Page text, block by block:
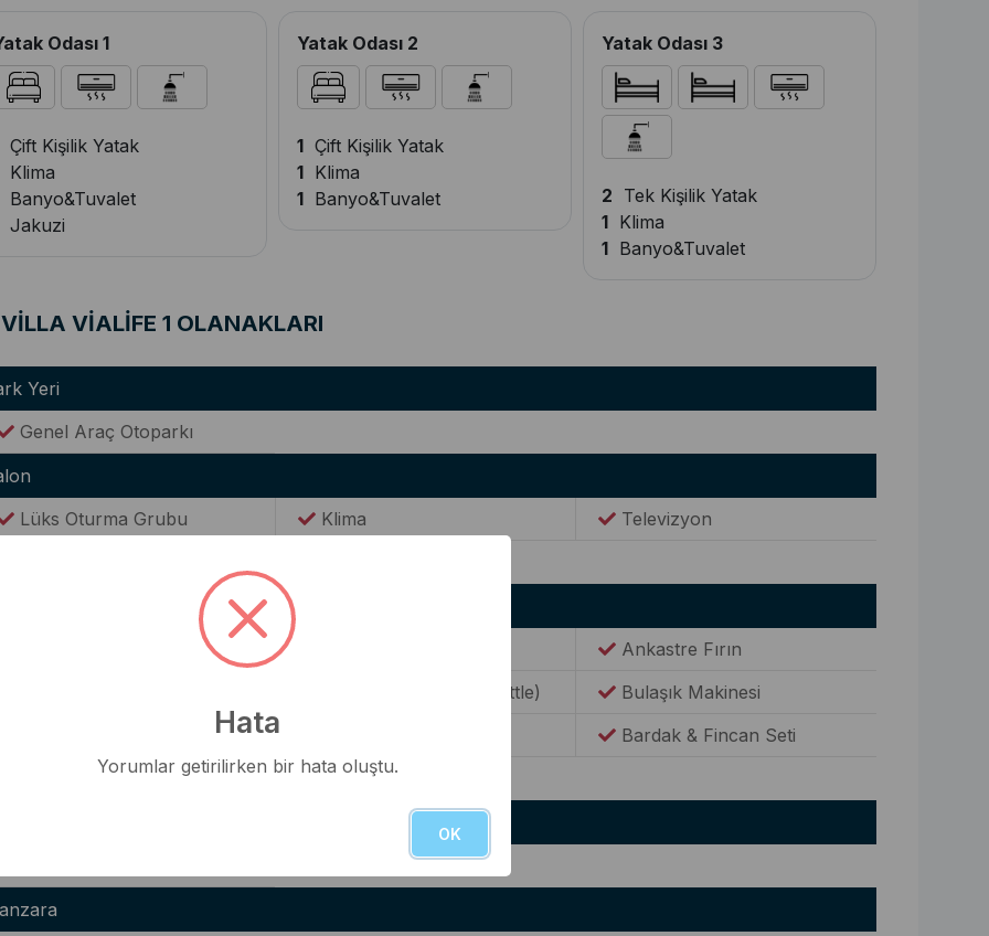
Odası 1
Çift Kişilik Yatak
Klima
Banyo&Tuvalet
Jakuzi
Yatak Odası 2
1 Çift Kişilik Yatak
1 Klima
1 Banyo&Tuvalet
Yatak Odası 3
2 Tek Kişilik Yatak
1 Klima
1 Banyo&Tuvalet
VİLLA VİALİFE 1 OLANAKLARI
Yeri
Genel Araç Otoparkı
Lüks Oturma Grubu
Klima
Televizyon
Modern Amerikan Mutfak
Ankastre Fırın
Elektrikli Su Isıtıcısı(Kettle)
Bulaşık Makinesi
Tencere & Tava Takımları
Bardak & Fincan Seti
Kaşık & Çatal Seti
Hata
Yorumlar getirilirken bir hata oluştu.
OK